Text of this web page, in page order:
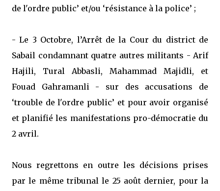
de l'ordre public’ et/ou ‘résistance à la police’ ;
- Le 3 Octobre, l’Arrêt de la Cour du district de
Sabail condamnant quatre autres militants - Arif
Hajili, Tural Abbasli, Mahammad Majidli, et
Fouad Gahramanli - sur des accusations de
‘trouble de l'ordre public’ et pour avoir organisé
et planifié les manifestations pro-démocratie du
2 avril.
Nous regrettons en outre les décisions prises
par le même tribunal le 25 août dernier, pour la